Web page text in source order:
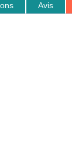
Avis